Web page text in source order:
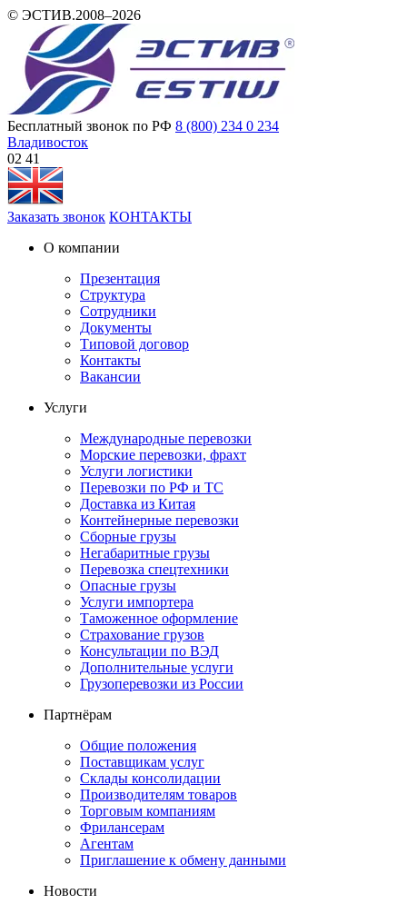
© ЭСТИВ.2008–2026
Бесплатный звонок по РФ 8 (800) 234 0 234
Владивосток
02:41
Заказать звонок КОНТАКТЫ
О компании
Презентация
Структура
Сотрудники
Документы
Типовой договор
Контакты
Вакансии
Услуги
Международные перевозки
Морские перевозки, фрахт
Услуги логистики
Перевозки по РФ и ТС
Доставка из Китая
Контейнерные перевозки
Сборные грузы
Негабаритные грузы
Перевозка спецтехники
Опасные грузы
Услуги импортера
Таможенное оформление
Страхование грузов
Консультации по ВЭД
Дополнительные услуги
Грузоперевозки из России
Партнёрам
Общие положения
Поставщикам услуг
Склады консолидации
Производителям товаров
Торговым компаниям
Фрилансерам
Агентам
Приглашение к обмену данными
Новости